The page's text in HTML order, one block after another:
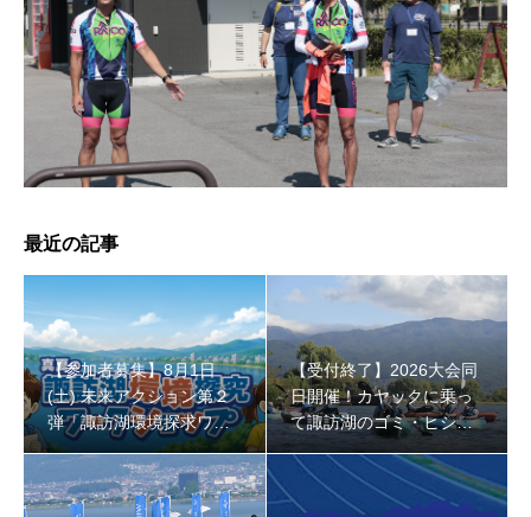
【受付終了】2026大会同日開催！小学生対象キッズ・ラ
最近の記事
【参加者募集】8月1日
(土) 未来アクション第２
弾「諏訪湖環境探求ワー
クショップ」小学４年生
から！
【受付終了】2026大会同
日開催！カヤックに乗っ
て諏訪湖のゴミ・ヒシを
回収しよう！